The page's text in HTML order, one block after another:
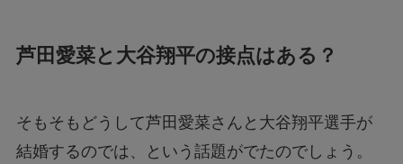
芦田愛菜と大谷翔平の接点はある？
そもそもどうして芦田愛菜さんと大谷翔平選手が
結婚するのでは、という話題がでたのでしょう。